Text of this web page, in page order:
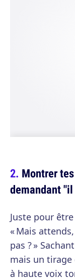
Montrer
demandant
Juste pour
« Mais
pas ? »
mais un tirage
à haute voix